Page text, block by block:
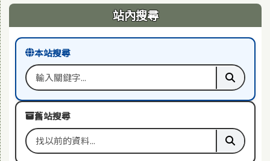
右邊區域內容 站內搜尋
本站搜尋
搜尋關鍵字 執行本
舊站搜尋
搜尋舊站關鍵字 執行舊